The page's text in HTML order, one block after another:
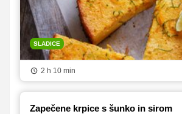
SLADICE
2 h 10 min
Zapečene krpice s šunko in sirom